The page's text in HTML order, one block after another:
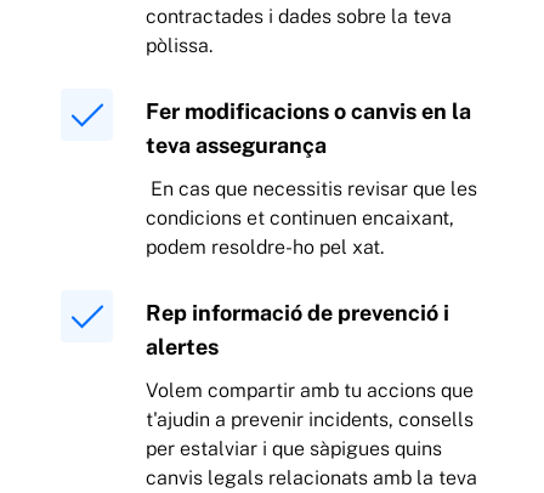
contractades i dades sobre la teva
pòlissa.
Fer modificacions o canvis en la
teva assegurança
En cas que necessitis revisar que les
condicions et continuen encaixant,
podem resoldre-ho pel xat.
Rep informació de prevenció i
alertes
Volem compartir amb tu accions que
t'ajudin a prevenir incidents, consells
per estalviar i que sàpigues quins
canvis legals relacionats amb la teva